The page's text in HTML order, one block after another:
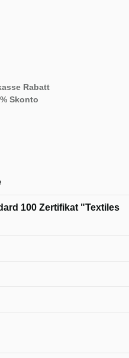
Rabatt
Skonto
100 Zertifikat "Textiles